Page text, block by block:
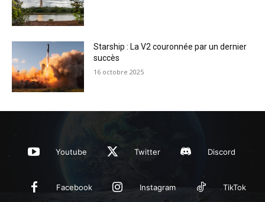
Starship : La V2 couronnée par un dernier
succès
16 octobre 2025
Youtube Twitter Discord
Facebook Instagram TikTok